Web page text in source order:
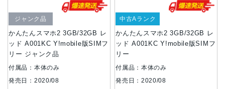
かんたんスマホ2 3GB/32GB レ
ッド A001KC Y!mobile版SIMフ
リー ジャンク品
ジャンク品
付属品：本体のみ
発売日：2020/08
かんたんスマホ2 3GB/32GB レ
ッド A001KC Y!mobile版SIMフ
リー
中古Aランク
付属品：本体のみ
発売日：2020/08